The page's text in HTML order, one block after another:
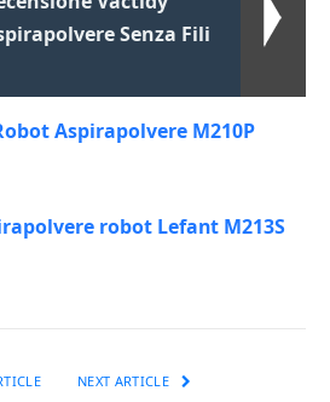
Senza Fili
Aspirapolvere M210P
robot Lefant M213S
NEXT ARTICLE